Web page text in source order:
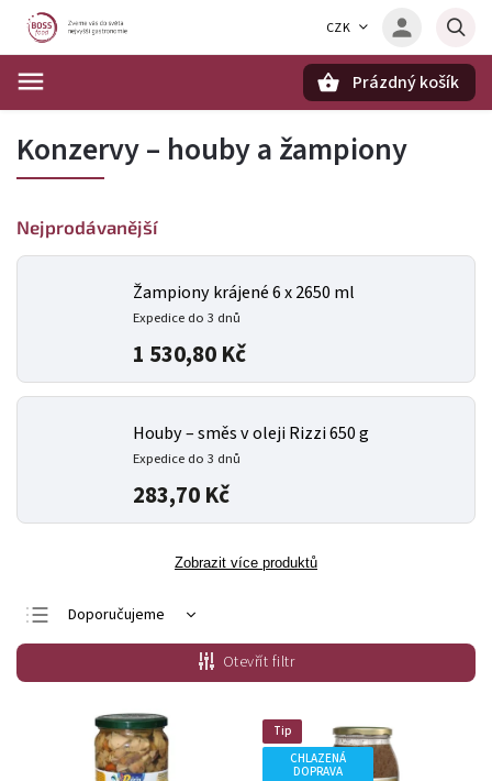
CZK
Prázdný košík
Konzervy – houby a žampiony
Nejprodávanější
Žampiony krájené 6 x 2650 ml
Expedice do 3 dnů
1 530,80 Kč
Houby – směs v oleji Rizzi 650 g
Expedice do 3 dnů
283,70 Kč
Zobrazit více produktů
Doporučujeme
Nejlevnější
Nejdražší
Nejprodávanější
Abecedně
Otevřít filtr
Tip
CHLAZENÁ
DOPRAVA